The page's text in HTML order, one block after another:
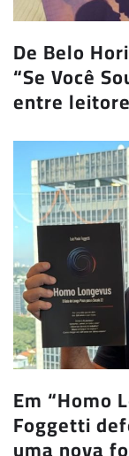
De Belo
“Se Você
entre
Em “Homo
Foggetti